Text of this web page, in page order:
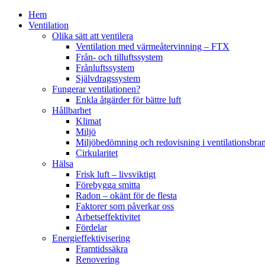
Hem
Ventilation
Olika sätt att ventilera
Ventilation med värmeåtervinning – FTX
Från- och tilluftssystem
Frånluftssystem
Självdragssystem
Fungerar ventilationen?
Enkla åtgärder för bättre luft
Hållbarhet
Klimat
Miljö
Miljöbedömning och redovisning i
Cirkularitet
Hälsa
Frisk luft – livsviktigt
Förebygga smitta
Radon – okänt för de flesta
Faktorer som påverkar oss
Arbetseffektivitet
Fördelar
Energieffektivisering
Framtidssäkra
Renovering